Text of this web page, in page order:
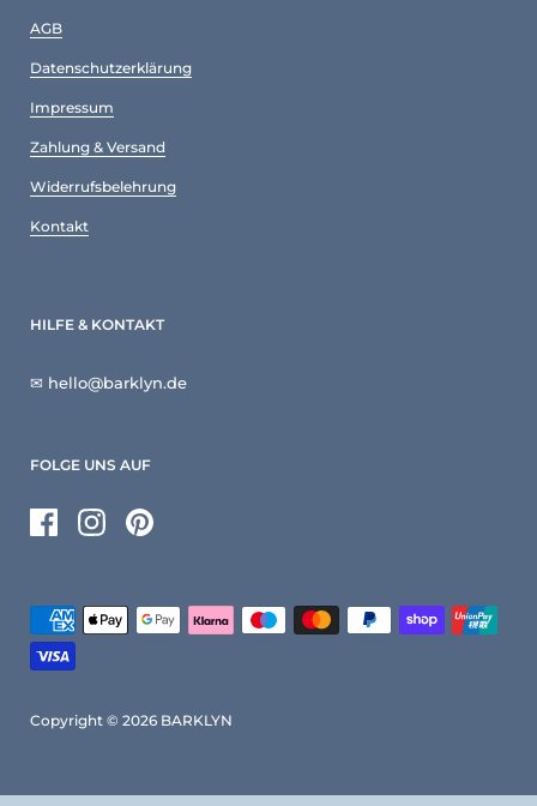
AGB
Datenschutzerklärung
Impressum
Zahlung & Versand
Widerrufsbelehrung
Kontakt
HILFE & KONTAKT
✉ hello@barklyn.de
FOLGE UNS AUF
FacebookInstagramPinterest
Copyright © 2026 BARKLYN